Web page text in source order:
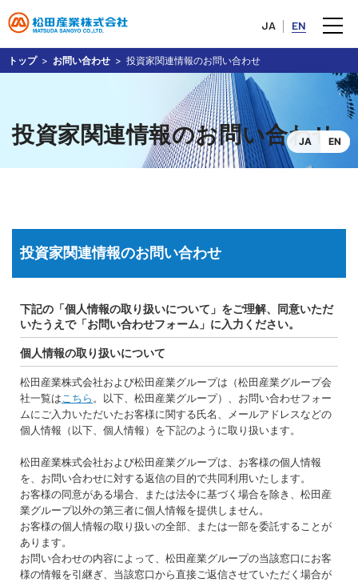
トップ お問い合わせ 投資家関連情報のお問い合わせ
投資家関連情報のお問い合わせ
JA EN
JA EN